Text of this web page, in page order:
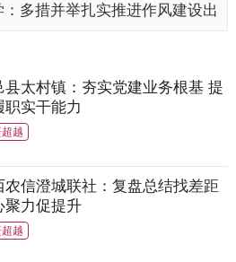
多措并举扎实推进作风建设出
县太村镇：夯实党建业务根基 提
职实干能力
越
农信澄城联社：复盘总结找差距
聚力促提升
越